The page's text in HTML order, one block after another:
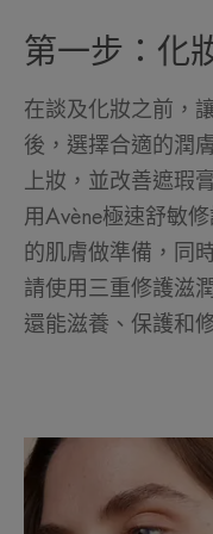
第一步：化
在談及化妝之前，
後，選擇合適的潤
上妝，並改善遮瑕
用Avène極速舒敏
的肌膚做準備，同
請使用三重修護滋
還能滋養、保護和